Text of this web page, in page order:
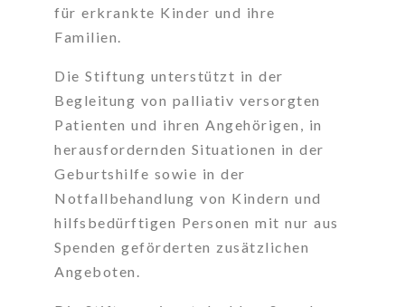
für erkrankte Kinder und ihre
Familien.
Die Stiftung unterstützt in der
Begleitung von palliativ versorgten
Patienten und ihren Angehörigen, in
herausfordernden Situationen in der
Geburtshilfe sowie in der
Notfallbehandlung von Kindern und
hilfsbedürftigen Personen mit nur aus
Spenden geförderten zusätzlichen
Angeboten.